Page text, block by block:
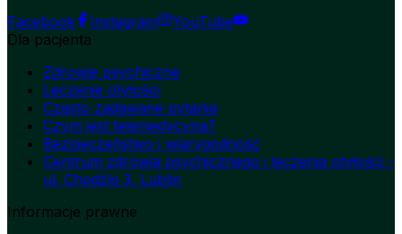
Facebook
Instagram
YouTube
Dla pacjenta
Zdrowie psychiczne
Leczenie otyłości
Często zadawane pytania
Czym jest telemedycyna?
Bezpieczeństwo i wiarygodność
Centrum zdrowia psychicznego i leczenia otyłości -
ul. Chodźki 3, Lublin
Informacje prawne